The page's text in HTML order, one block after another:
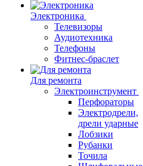
Электроника
Телевизоры
Аудиотехника
Телефоны
Фитнес-браслет
Для ремонта
Электроинструмент
Перфораторы
Электродрели,
дрели ударные
Лобзики
Рубанки
Точила